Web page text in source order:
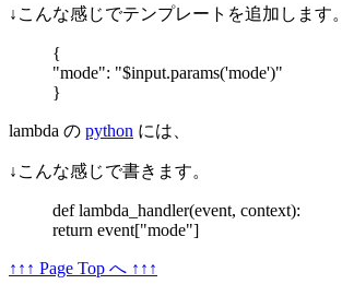
↓こんな感じでテンプレートを追加します。
{
"mode": "$input.params('mode')"
}
lambda の python には、
↓こんな感じで書きます。
def lambda_handler(event, context):
return event["mode"]
↑↑↑ Page Top へ ↑↑↑